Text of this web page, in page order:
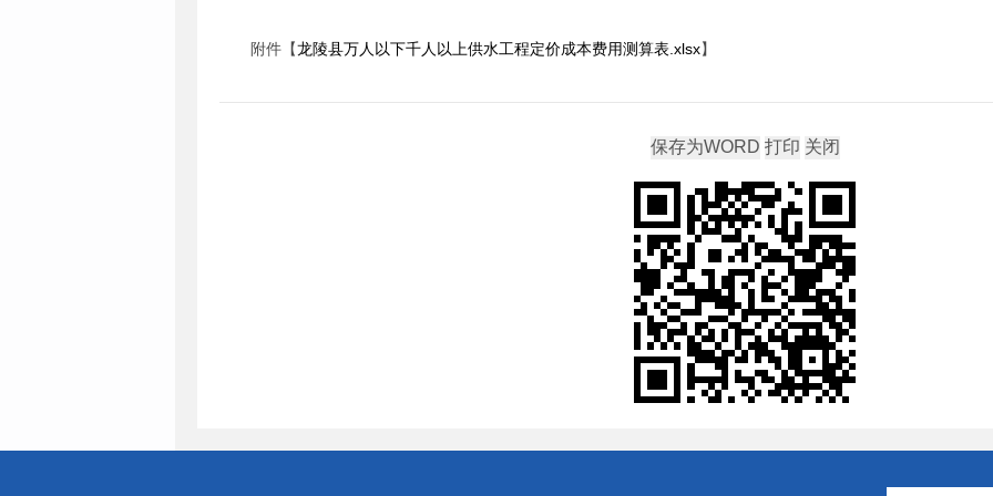
附件【龙陵县万人以下千人以上供水工程定价成本费用测算表.xlsx】